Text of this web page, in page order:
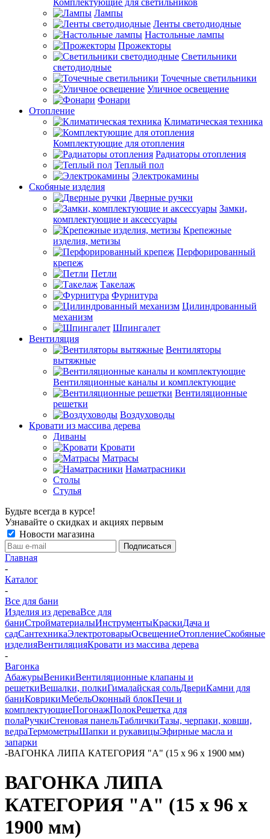
Комплектующие для светильников
Лампы
Ленты светодиодные
Настольные лампы
Прожекторы
Светильники
светодиодные
Точечные светильники
Уличное освещение
Фонари
Отопление
Климатическая техника
Комплектующие для отопления
Радиаторы отопления
Теплый пол
Электрокамины
Скобяные изделия
Дверные ручки
Замки,
комплектующие и аксессуары
Крепежные
изделия, метизы
Перфорированный
крепеж
Петли
Такелаж
Фурнитура
Цилиндрованный
механизм
Шпингалет
Вентиляция
Вентиляторы
вытяжные
Вентиляционные каналы и комплектующие
Вентиляционные
решетки
Воздуховоды
Кровати из массива дерева
Диваны
Кровати
Матрасы
Наматрасники
Столы
Стулья
Будьте всегда в курсе!
Узнавайте о скидках и акциях первым
Новости магазина
Главная
-
Каталог
-
Все для бани
Изделия из дереваВсе для
баниСтройматериалыИнструментыКраскиДача и
садСантехникаЭлектротоварыОсвещениеОтоплениеСкобяные
изделияВентиляцияКровати из массива дерева
-
Вагонка
АбажурыВеникиВентиляционные клапаны и
решеткиВешалки, полкиГималайская сольДвериКамни для
баниКоврикиМебельОконный блокПечи и
комплектующиеПогонажПолокРешетка для
полаРучкиСтеновая панельТабличкиТазы, черпаки, ковши,
ведраТермометрыШапки и рукавицыЭфирные масла и
запарки
-ВАГОНКА ЛИПА КАТЕГОРИЯ "А" (15 х 96 х 1900 мм)
ВАГОНКА ЛИПА
КАТЕГОРИЯ "А" (15 х 96 х
1900 мм)